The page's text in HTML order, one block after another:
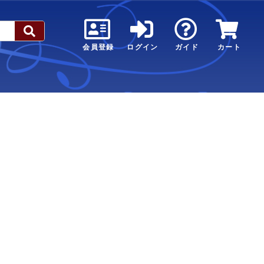
会員登録 ログイン ガイド カート